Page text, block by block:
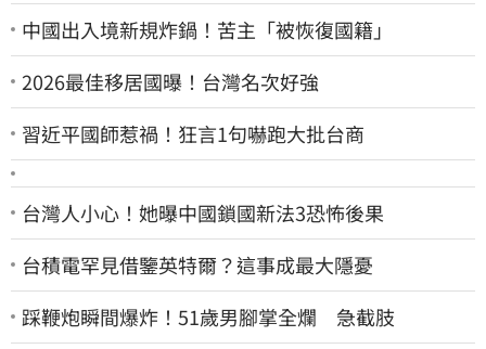
中國出入境新規炸鍋！苦主「被恢復國籍」
2026最佳移居國曝！台灣名次好強
習近平國師惹禍！狂言1句嚇跑大批台商
台灣人小心！她曝中國鎖國新法3恐怖後果
台積電罕見借鑒英特爾？這事成最大隱憂
踩鞭炮瞬間爆炸！51歲男腳掌全爛 急截肢